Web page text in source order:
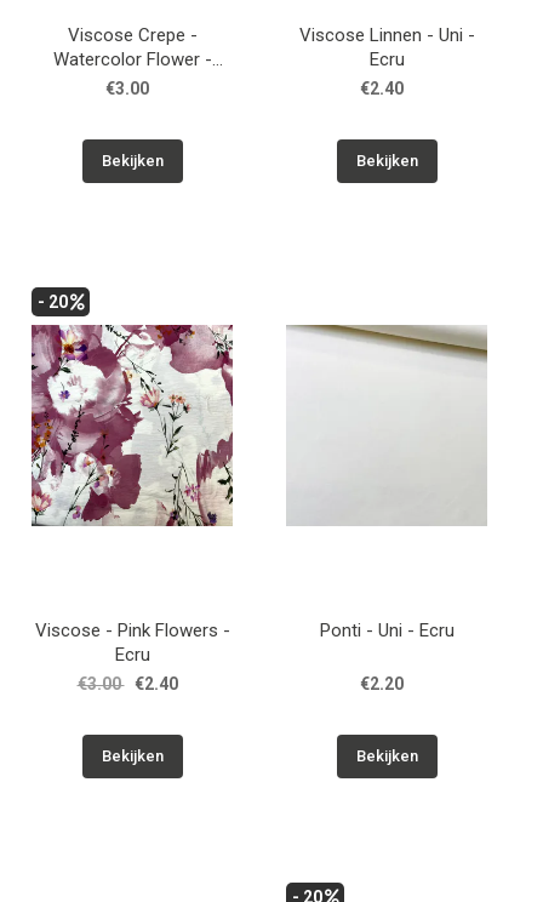
Viscose Crepe -
Watercolor Flower -
Geelgroen
€3.00
Bekijken
Viscose Linnen - Uni -
Ecru
€2.40
Bekijken
- 20
Viscose - Pink Flowers -
Ecru
€3.00 €2.40
Bekijken
Ponti - Uni - Ecru
€2.20
Bekijken
- 20